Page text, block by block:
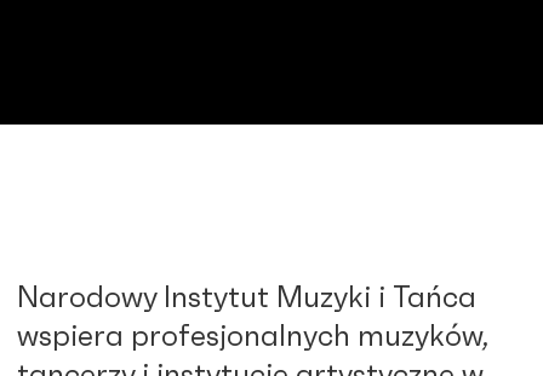
Narodowy Instytut Muzyki i Tańca
wspiera profesjonalnych muzyków,